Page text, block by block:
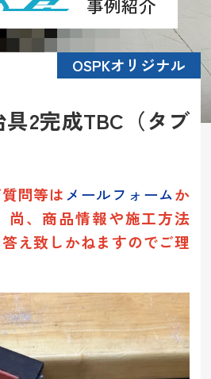
OSPKオリジナル
具2完成TBC（タブ
問等はメールフォームか
尚、商品情報や施工方法
え致しかねますのでご理